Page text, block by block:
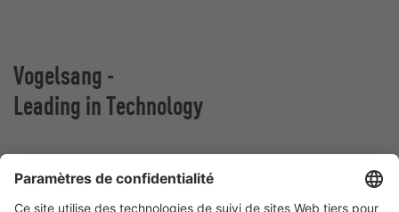
Vogelsang -
Leading in Technology
VOGELSANG BELGIUM N.V.